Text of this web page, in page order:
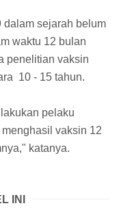
dalam sejarah belum
waktu 12 bulan
penelitian vaksin
10 - 15 tahun.
pelaku
vaksin 12
katanya.
INI